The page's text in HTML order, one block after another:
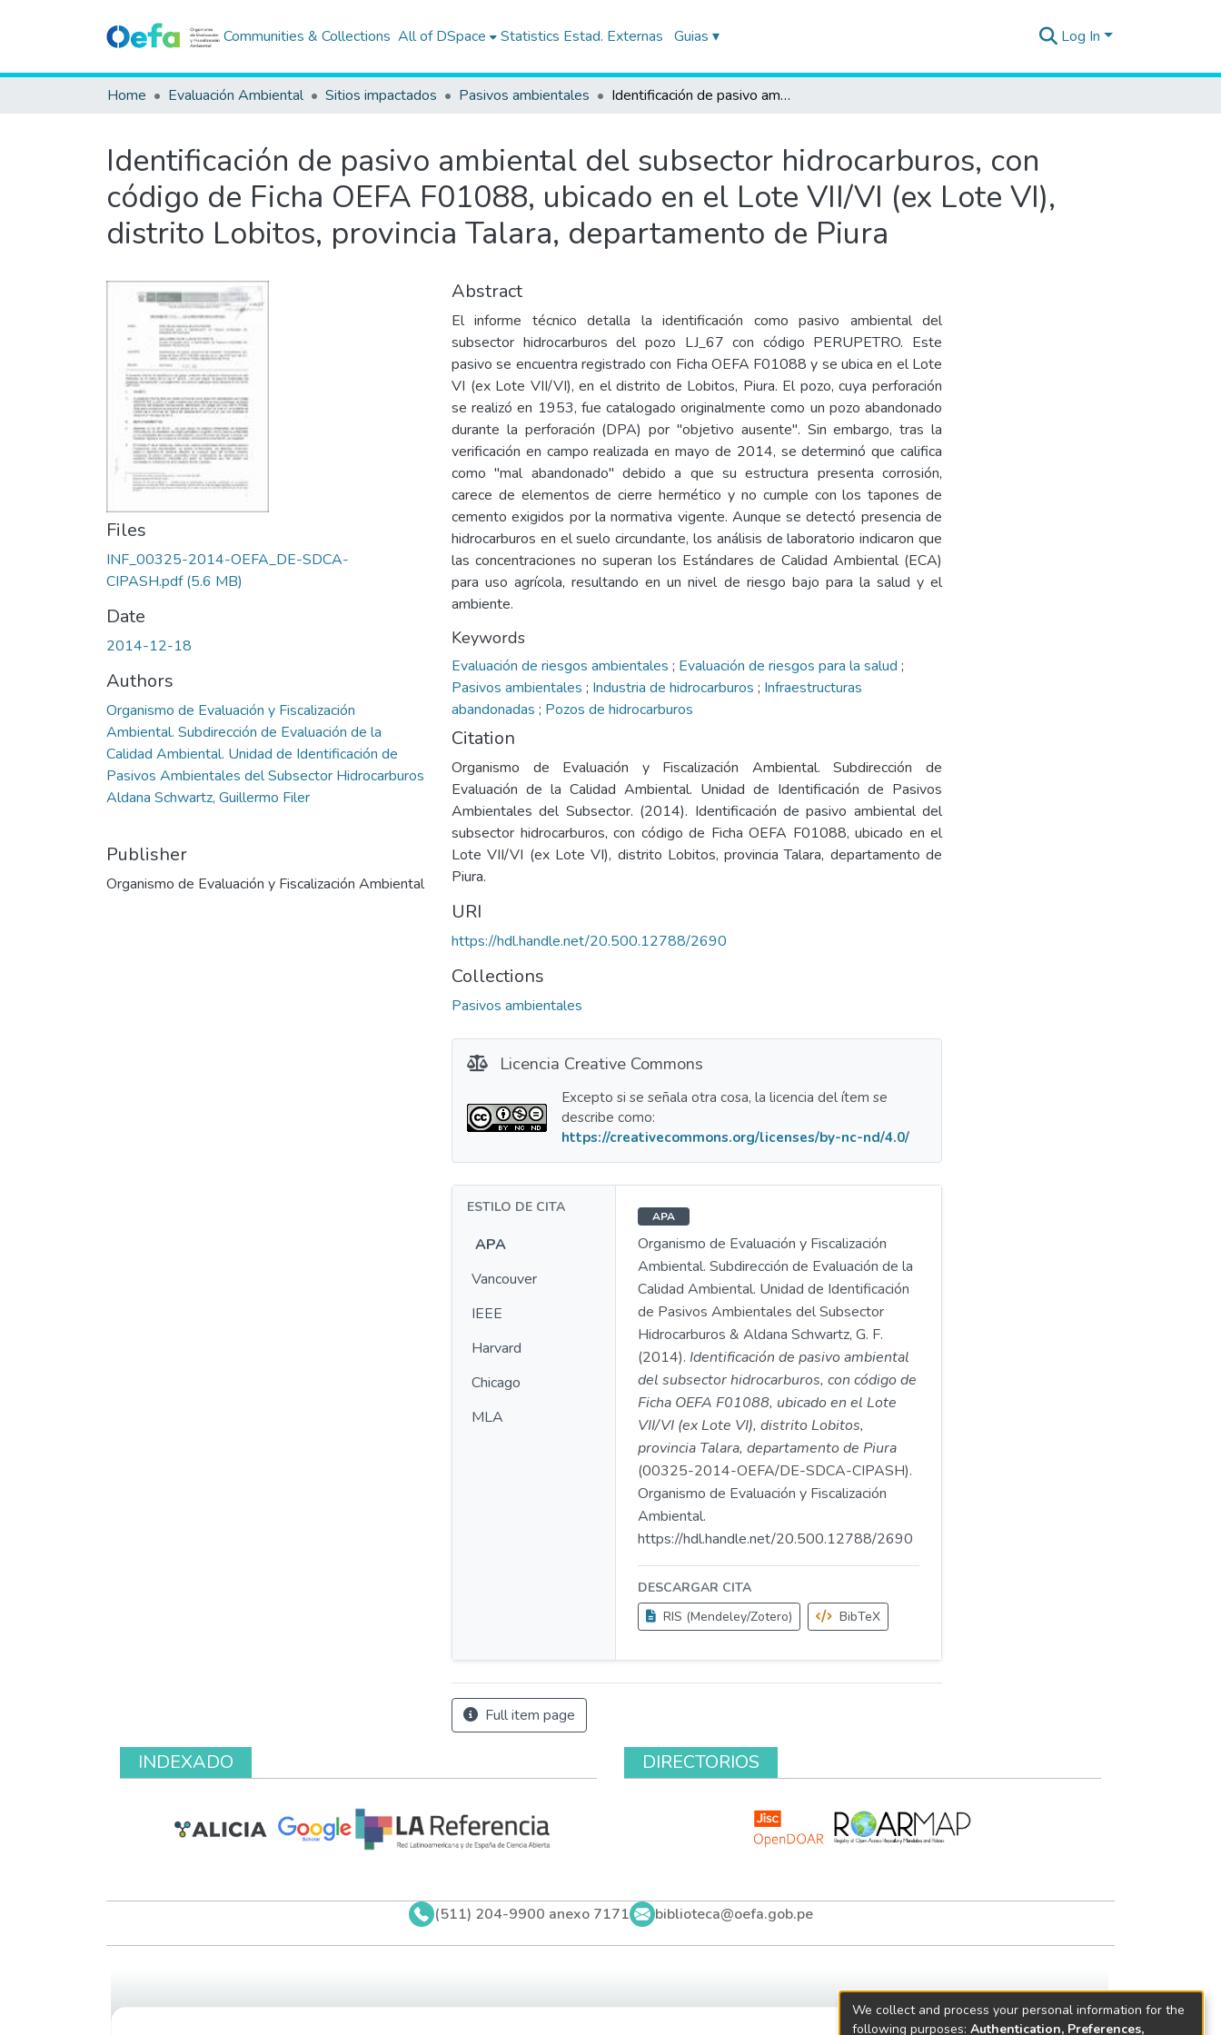
Communities & Collections All of DSpace Statistics Estad. Externas Guias ▾ Log In
Home Evaluación Ambiental Sitios impactados Pasivos ambientales Identificación de pasivo ambiental del subsector hidrocarburos, con código de Ficha OEFA F01088, ubicado en el Lote VII/VI (ex Lote VI), distrito Lobitos, provincia Talara, departamento de Piura
Identificación de pasivo ambiental del subsector hidrocarburos, con
código de Ficha OEFA F01088, ubicado en el Lote VII/VI (ex Lote VI),
distrito Lobitos, provincia Talara, departamento de Piura
Files
INF_00325-2014-OEFA_DE-SDCA-
CIPASH.pdf(5.6 MB)
Date
2014-12-18
Authors
Organismo de Evaluación y Fiscalización
Ambiental. Subdirección de Evaluación de la
Calidad Ambiental. Unidad de Identificación de
Pasivos Ambientales del Subsector Hidrocarburos
Aldana Schwartz, Guillermo Filer
Publisher
Organismo de Evaluación y Fiscalización Ambiental
Abstract
El informe técnico detalla la identificación como pasivo ambiental del
subsector hidrocarburos del pozo LJ_67 con código PERUPETRO. Este
pasivo se encuentra registrado con Ficha OEFA F01088 y se ubica en el Lote
VI (ex Lote VII/VI), en el distrito de Lobitos, Piura. El pozo, cuya perforación
se realizó en 1953, fue catalogado originalmente como un pozo abandonado
durante la perforación (DPA) por "objetivo ausente". Sin embargo, tras la
verificación en campo realizada en mayo de 2014, se determinó que califica
como "mal abandonado" debido a que su estructura presenta corrosión,
carece de elementos de cierre hermético y no cumple con los tapones de
cemento exigidos por la normativa vigente. Aunque se detectó presencia de
hidrocarburos en el suelo circundante, los análisis de laboratorio indicaron que
las concentraciones no superan los Estándares de Calidad Ambiental (ECA)
para uso agrícola, resultando en un nivel de riesgo bajo para la salud y el
ambiente.
Keywords
Evaluación de riesgos ambientales ; Evaluación de riesgos para la salud ;
Pasivos ambientales ; Industria de hidrocarburos ; Infraestructuras
abandonadas ; Pozos de hidrocarburos
Citation
Organismo de Evaluación y Fiscalización Ambiental. Subdirección de
Evaluación de la Calidad Ambiental. Unidad de Identificación de Pasivos
Ambientales del Subsector. (2014). Identificación de pasivo ambiental del
subsector hidrocarburos, con código de Ficha OEFA F01088, ubicado en el
Lote VII/VI (ex Lote VI), distrito Lobitos, provincia Talara, departamento de
Piura.
URI
https://hdl.handle.net/20.500.12788/2690
Collections
Pasivos ambientales
Licencia Creative Commons
Excepto si se señala otra cosa, la licencia del ítem se
describe como:
https://creativecommons.org/licenses/by-nc-nd/4.0/
ESTILO DE CITA
APA
Vancouver
IEEE
Harvard
Chicago
MLA
APA
Organismo de Evaluación y Fiscalización
Ambiental. Subdirección de Evaluación de la
Calidad Ambiental. Unidad de Identificación
de Pasivos Ambientales del Subsector
Hidrocarburos & Aldana Schwartz, G. F.
(2014). Identificación de pasivo ambiental
del subsector hidrocarburos, con código de
Ficha OEFA F01088, ubicado en el Lote
VII/VI (ex Lote VI), distrito Lobitos,
provincia Talara, departamento de Piura
(00325-2014-OEFA/DE-SDCA-CIPASH).
Organismo de Evaluación y Fiscalización
Ambiental.
https://hdl.handle.net/20.500.12788/2690
DESCARGAR CITA
RIS (Mendeley/Zotero)
BibTeX
Full item page
INDEXADO DIRECTORIOS
(511) 204-9900 anexo 7171 biblioteca@oefa.gob.pe
We collect and process your personal information for the
following purposes: Authentication, Preferences,